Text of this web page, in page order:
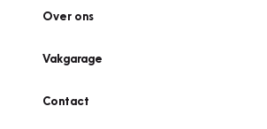
Over ons
Vakgarage
Contact